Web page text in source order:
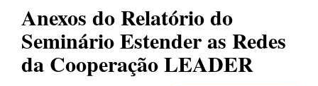
Anexos do Relatório do
Seminário Estender as Redes
da Cooperação LEADER